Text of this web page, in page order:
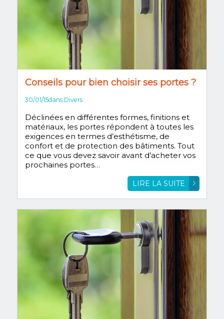
Conseils pour bien choisir ses portes ?
30/01/15dans Divers
Déclinées en différentes formes, finitions et
matériaux, les portes répondent à toutes les
exigences en termes d’esthétisme, de
confort et de protection des bâtiments. Tout
ce que vous devez savoir avant d’acheter vos
prochaines portes…
LIRE LA SUITE